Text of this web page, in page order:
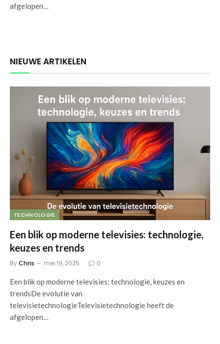
afgelopen…
NIEUWE ARTIKELEN
TECHNOLOGIE
Een blik op moderne televisies: technologie,
keuzes en trends
ByChris mei 19, 2025 0
Een blik op moderne televisies: technologie, keuzes en
trendsDe evolutie van
televisietechnologieTelevisietechnologie heeft de
afgelopen…